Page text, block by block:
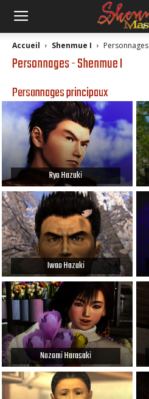
Accueil Shenmue I Personnages
Personnages - Shenmue I
Personnages principaux
Ryo Hazuki
Iwao Hazuki
Nozomi Harasaki